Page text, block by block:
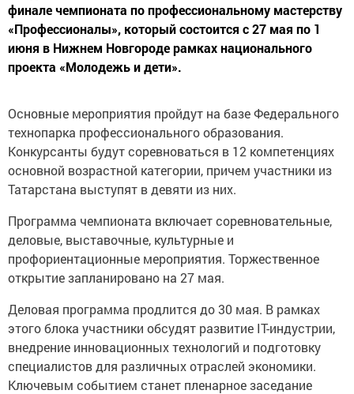
финале чемпионата по профессиональному мастерству
«Профессионалы», который состоится с 27 мая по 1
июня в Нижнем Новгороде рамках национального
проекта «Молодежь и дети».
Основные мероприятия пройдут на базе Федерального
технопарка профессионального образования.
Конкурсанты будут соревноваться в 12 компетенциях
основной возрастной категории, причем участники из
Татарстана выступят в девяти из них.
Программа чемпионата включает соревновательные,
деловые, выставочные, культурные и
профориентационные мероприятия. Торжественное
открытие запланировано на 27 мая.
Деловая программа продлится до 30 мая. В рамках
этого блока участники обсудят развитие IT-индустрии,
внедрение инновационных технологий и подготовку
специалистов для различных отраслей экономики.
Ключевым событием станет пленарное заседание